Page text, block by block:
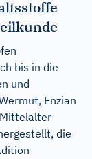
bis in die
und
Enzian
die